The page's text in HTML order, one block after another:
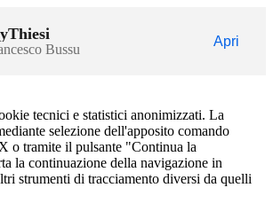
Bussu
Apri
tecnici e statistici anonimizzati. La
selezione dell'apposito comando
o tramite il pulsante "Continua la
la continuazione della navigazione in
strumenti di tracciamento diversi da quelli